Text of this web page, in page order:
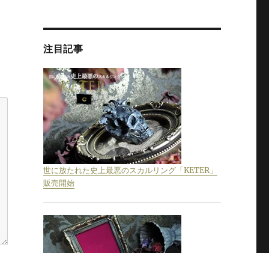
注目記事
世に放たれた史上最悪のスカルリング「KETER」
販売開始